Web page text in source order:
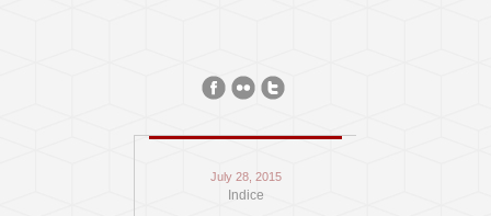
July 28, 2015
Indice